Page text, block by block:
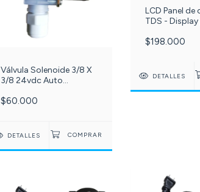
Válvula Solenoide 3/8 X
3/8 24vdc Auto
filtro Ósmosis inversa. c-
$60.000
DETALLES
LCD Panel de
TDS -
inversa c-041-
$198.000
DETALLES